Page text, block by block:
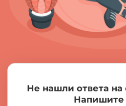
Не нашли ответа на
Напишите